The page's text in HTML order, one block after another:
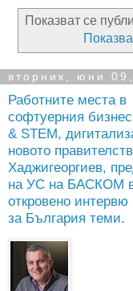
Показват се
вторник, юни
Работните места в
софтуерния
& STEM,
новото
Хаджигеоргиев,
на УС на БАСКОМ
откровено
за България теми.